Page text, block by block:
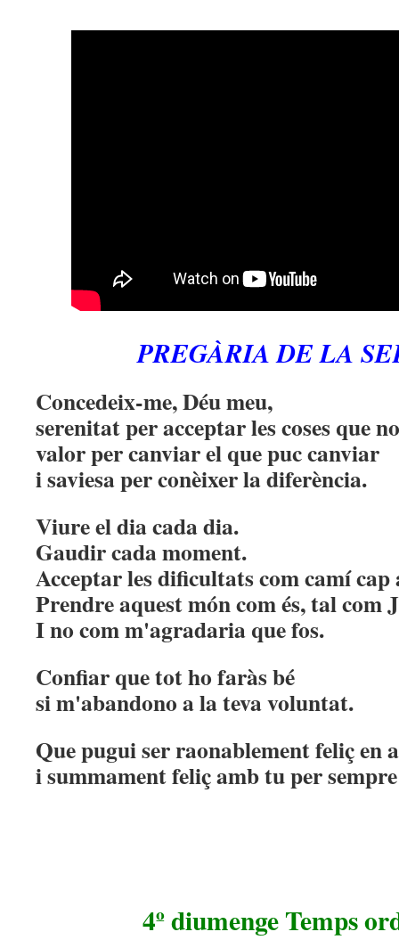
PREGÀRIA DE LA
Concedeix-me, Déu meu,
serenitat per acceptar les coses que
valor per canviar el que puc canviar
i saviesa per conèixer la diferència.
Viure el dia cada dia.
Gaudir cada moment.
Acceptar les dificultats com camí cap
Prendre aquest món com és, tal com
I no com m'agradaria que fos.
Confiar que tot ho faràs bé
si m'abandono a la teva voluntat.
Que pugui ser raonablement feliç en
i summament feliç amb tu per
4º diumenge Temps